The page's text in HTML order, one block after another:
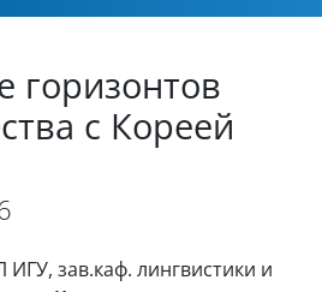
горизонтов
с Кореей
зав.каф. лингвистики и